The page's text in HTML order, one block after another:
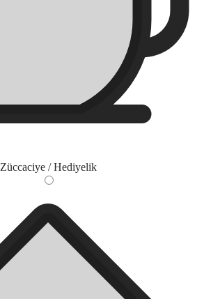
Züccaciye / Hediyelik